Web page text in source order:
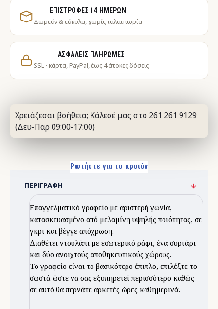
ΕΠΙΣΤΡΟΦΈΣ 14 ΗΜΕΡΏΝ
Δωρεάν & εύκολα, χωρίς ταλαιπωρία
ΑΣΦΑΛΕΊΣ ΠΛΗΡΩΜΈΣ
SSL · κάρτα, PayPal, έως 4 άτοκες δόσεις
Χρειάζεσαι βοήθεια; Κάλεσέ μας στο 261 261 9129
(Δευ-Παρ 09:00-17:00)
Ρωτήστε για το προιόν
ΠΕΡΙΓΡΑΦΉ
Επαγγελματικό γραφείο με αριστερή γωνία,
κατασκευασμένο από μελαμίνη υψηλής ποιότητας, σε
γκρι και βέγγε απόχρωση.
Διαθέτει ντουλάπι με εσωτερικό ράφι, ένα συρτάρι
και δύο ανοιχτούς αποθηκευτικούς χώρους.
Το γραφείο είναι το βασικότερο έπιπλο, επιλέξτε το
σωστά ώστε να σας εξυπηρετεί περισσότερο καθώς
σε αυτό θα περνάτε αρκετές ώρες καθημερινά.